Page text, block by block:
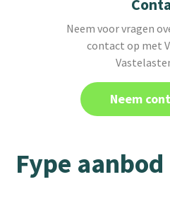
Neem voor vragen
contact op met
Neem
Fype aanbod